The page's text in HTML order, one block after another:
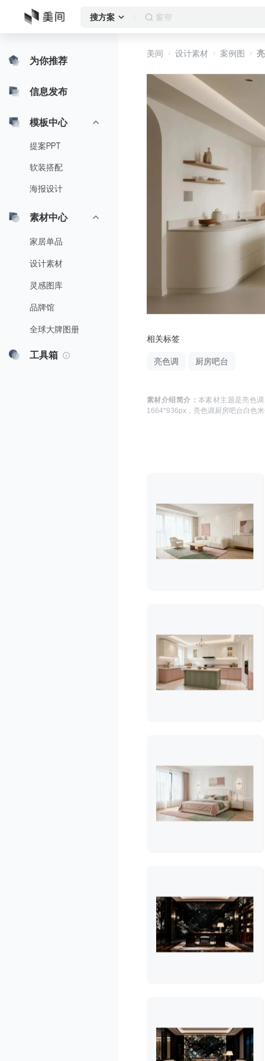
搜方案 窗帘
为你推荐
信息发布
模板中心
提案PPT
软装搭配
海报设计
素材中心
家居单品
设计素材
灵感图库
品牌馆
全球大牌图册
工具箱
美间 设计素材 案例图
相关标签
亮色调 厨房吧台
素材介绍简介： 本素材主题是亮色
1664*936px， 亮色调厨房吧台白色